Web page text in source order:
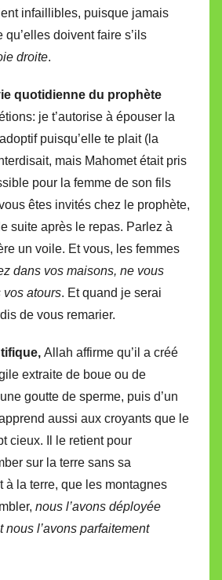
infaillibles, puisque jamais
qu’elles doivent faire s’ils
droite.
quotidienne du prophète
je t’autorise à épouser la
puisqu’elle te plait (la
mais Mahomet était pris
pour la femme de son fils
êtes invités chez le prophète,
suite après le repas. Parlez à
un voile. Et vous, les femmes
dans vos maisons, ne vous
vos atours. Et quand je serai
de vous remarier.
Allah affirme qu’il a créé
extraite de boue ou de
goutte de sperme, puis d’un
aussi aux croyants que le
cieux. Il le retient pour
sur la terre sans sa
à la terre, que les montagnes
nous l’avons déployée
nous l’avons parfaitement